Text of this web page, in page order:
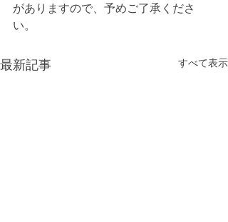
がありますので、予めご了承くださ
い。
最新記事 すべて表示